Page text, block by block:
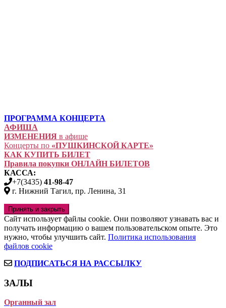
ПРОГРАММА КОНЦЕРТА
АФИША
ИЗМЕНЕНИЯ в афише
Концерты по «ПУШКИНСКОЙ КАРТЕ»
КАК КУПИТЬ БИЛЕТ
Правила покупки ОНЛАЙН БИЛЕТОВ
КАССА:
+7(3435) 41-98-47
г. Нижний Тагил, пр. Ленина, 31
Сайт использует файлы cookie. Они позволяют узнавать вас и
получать информацию о вашем пользовательском опыте. Это
нужно, чтобы улучшить сайт. Политика использования
файлов cookie
ПОДПИСАТЬСЯ НА РАССЫЛКУ
ЗАЛЫ
Органный зал